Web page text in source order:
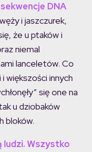
DNA
i jaszczurek,
że u ptaków i
niemal
lanceletów. Co
większości innych
się one na
u dziobaków
bloków.
ludzi. Wszystko